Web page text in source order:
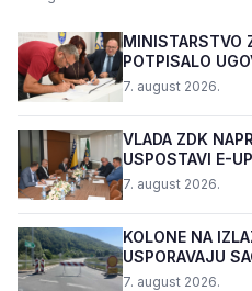
MINISTARSTVO
POTPISALO
PROGRAMA
7. august 2026.
VLADA ZDK
USPOSTAVI E-
7. august 2026.
KOLONE NA
USPORAVAJU
7. august 2026.